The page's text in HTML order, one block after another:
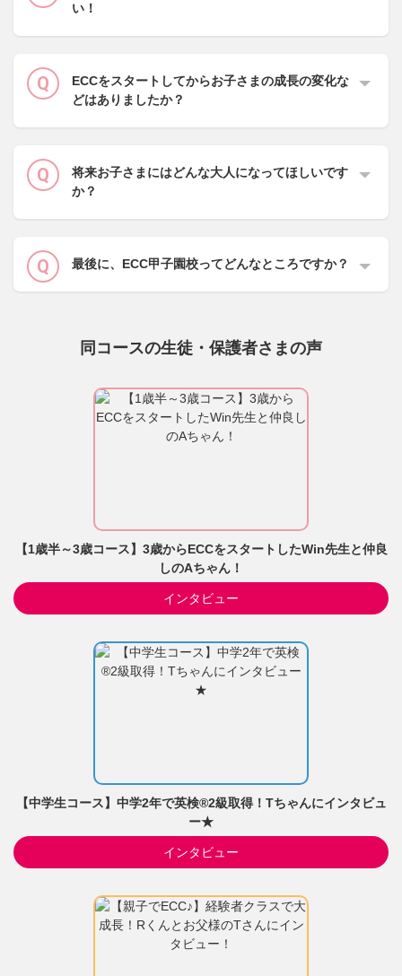
い！
ECCをスタートしてからお子さまの成長の変化な
どはありましたか？
将来お子さまにはどんな大人になってほしいです
か？
最後に、ECC甲子園校ってどんなところですか？
同コースの生徒・保護者さまの声
【1歳半～3歳コース】3歳からECCをスタートしたWin先生と仲良
しのAちゃん！
インタビュー
【中学生コース】中学2年で英検®2級取得！Tちゃんにインタビュ
ー★
インタビュー